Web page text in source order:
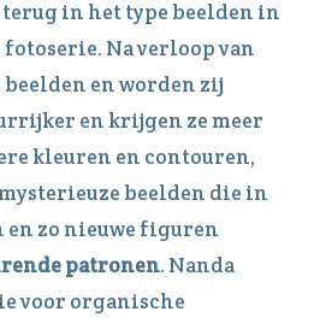
terug in het type beelden in
Na verloop van
en worden zij
en krijgen ze meer
kleuren en contouren,
beelden die in
zo nieuwe figuren
patronen. Nanda
voor organische